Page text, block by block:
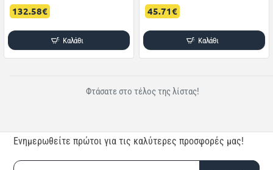
132.58€
Καλάθι
45.71€
Καλάθι
Φτάσατε στο τέλος της λίστας!
Ενημερωθείτε πρώτοι για τις καλύτερες προσφορές μας!
E-